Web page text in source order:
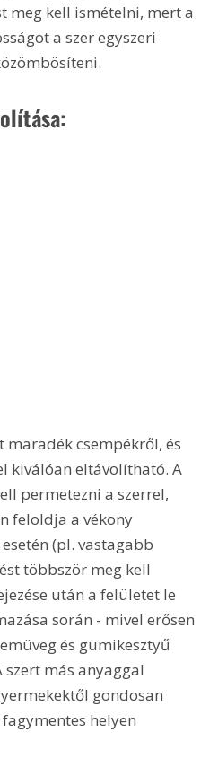
meg kell ismételni, mert a
a szer egyszeri
maradék csempékről, és
kiválóan eltávolítható. A
permetezni a szerrel,
feloldja a vékony
(pl. vastagabb
többször meg kell
után a felületet le
során - mivel erősen
és gumikesztyű
más anyaggal
gondosan
helyen